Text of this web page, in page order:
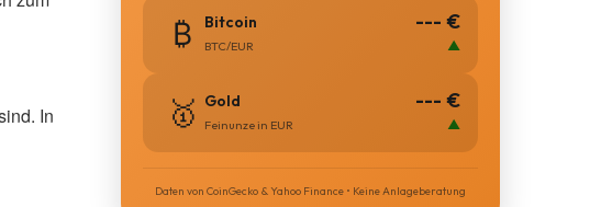
In
₿ Bitcoin
BTC/EUR
--- €
▲
🥇 Gold
Feinunze in EUR
--- €
▲
Daten von CoinGecko & Yahoo Finance • Keine Anlageberatung